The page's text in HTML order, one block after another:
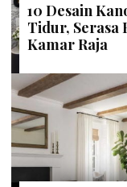
10 Desain
Tidur, Serasa
Kamar Raja